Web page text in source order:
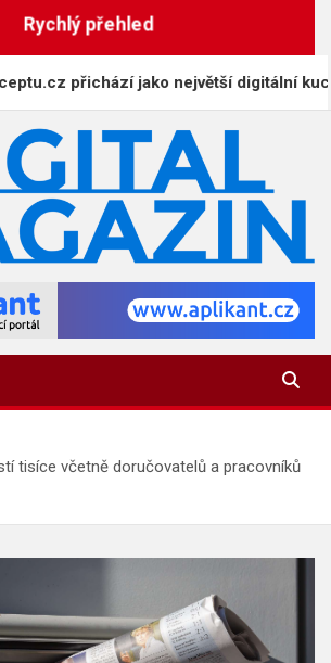
Rychlý přehled
přichází jako největší digitální kuchařka
tisíce včetně doručovatelů a pracovníků